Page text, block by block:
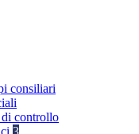
consiliari
controllo